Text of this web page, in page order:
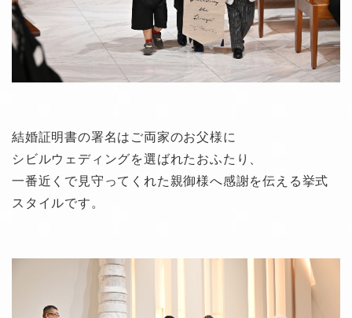
結婚証明書の署名はご両家のお父様に
シビルウェディングを選ばれたおふたり、
一番近くで見守ってくれた親御様へ感謝を伝える挙式
スタイルです。